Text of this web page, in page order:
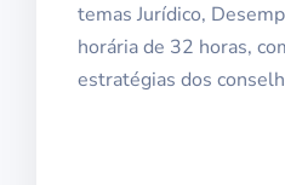
temas Jurídico,
horária de 32 horas,
estratégias dos